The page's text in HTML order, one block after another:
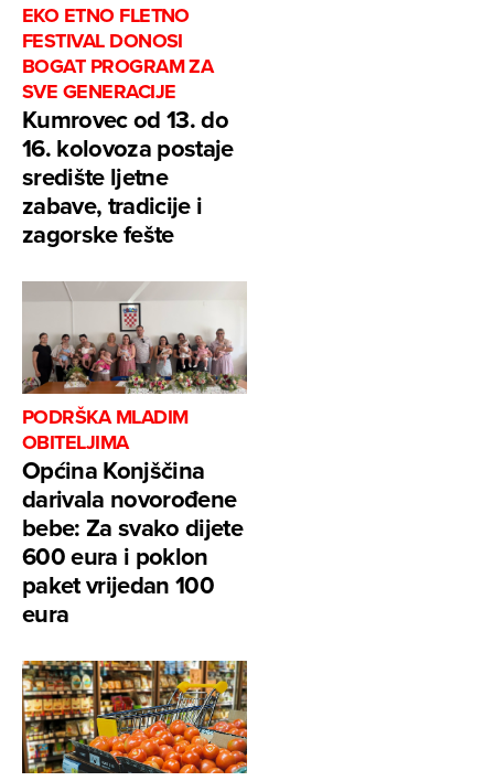
EKO ETNO FLETNO
FESTIVAL DONOSI
BOGAT PROGRAM ZA
SVE GENERACIJE
Kumrovec od 13. do
16. kolovoza postaje
središte ljetne
zabave, tradicije i
zagorske fešte
PODRŠKA MLADIM
OBITELJIMA
Općina Konjščina
darivala novorođene
bebe: Za svako dijete
600 eura i poklon
paket vrijedan 100
eura